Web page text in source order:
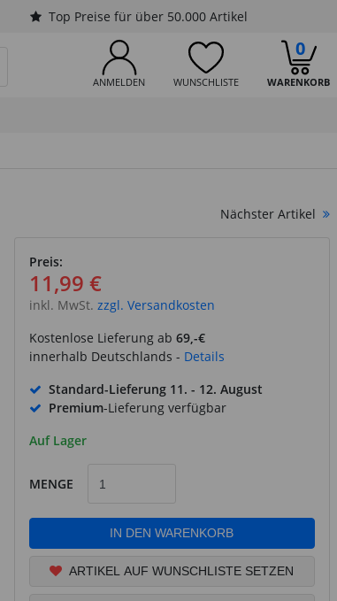
Top Preise für über 50.000 Artikel
ANMELDEN WUNSCHLISTE WARENKORB
0
PRODUKTSUCHE STARTEN
Nächster Artikel
Preis:
11,99 €
inkl. MwSt. zzgl. Versandkosten
Kostenlose Lieferung ab 69,-€
innerhalb Deutschlands - Details
Standard-Lieferung 11. - 12. August
Premium-Lieferung verfügbar
Auf Lager
MENGE
IN DEN WARENKORB
ARTIKEL AUF WUNSCHLISTE SETZEN